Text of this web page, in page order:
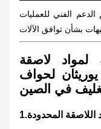
الفني للعمليات
لمواد لاصقة
لحواف
في الصين
1. المحدودة